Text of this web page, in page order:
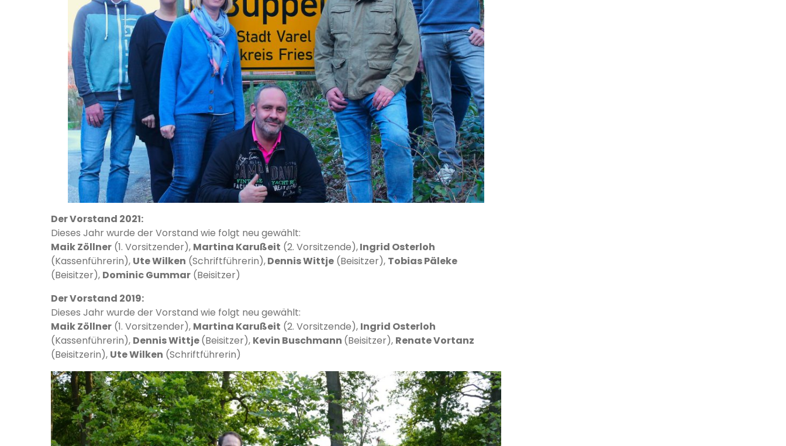
Der Vorstand 2021:
Dieses Jahr wurde der Vorstand wie folgt neu gewählt:
Maik Zöllner (1. Vorsitzender), Martina Karußeit (2. Vorsitzende),Ingrid Osterloh
(Kassenführerin), Ute Wilken (Schriftführerin),Dennis Wittje (Beisitzer), Tobias Päleke
(Beisitzer), Dominic Gummar (Beisitzer)
Der Vorstand 2019:
Dieses Jahrwurde der Vorstand wie folgt neu gewählt:
Maik Zöllner (1. Vorsitzender), Martina Karußeit (2. Vorsitzende), Ingrid Osterloh
(Kassenführerin), Dennis Wittje(Beisitzer), Kevin Buschmann (Beisitzer), Renate Vortanz
(Beisitzerin), Ute Wilken (Schriftführerin)